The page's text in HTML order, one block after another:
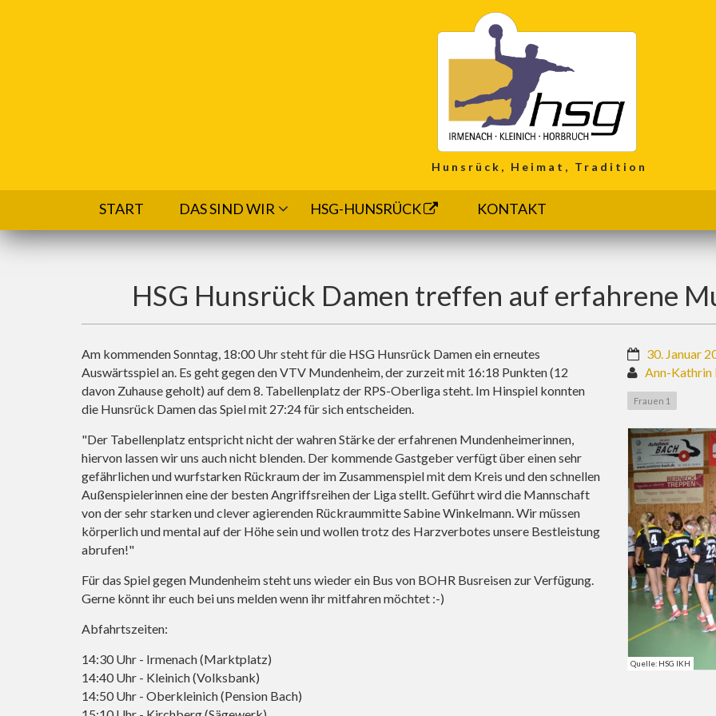
Hunsrück, Heimat, Tradition
START DAS SIND WIR HSG-HUNSRÜCK KONTAKT
HSG Hunsrück Damen treffen auf erfahrene
Am kommenden Sonntag, 18:00 Uhr steht für die HSG Hunsrück Damen ein erneutes
Auswärtsspiel an. Es geht gegen den VTV Mundenheim, der zurzeit mit 16:18 Punkten (12
davon Zuhause geholt) auf dem 8. Tabellenplatz der RPS-Oberliga steht. Im Hinspiel konnten
die Hunsrück Damen das Spiel mit 27:24 für sich entscheiden.
"Der Tabellenplatz entspricht nicht der wahren Stärke der erfahrenen Mundenheimerinnen,
hiervon lassen wir uns auch nicht blenden. Der kommende Gastgeber verfügt über einen sehr
gefährlichen und wurfstarken Rückraum der im Zusammenspiel mit dem Kreis und den schnellen
Außenspielerinnen eine der besten Angriffsreihen der Liga stellt. Geführt wird die Mannschaft
von der sehr starken und clever agierenden Rückraummitte Sabine Winkelmann. Wir müssen
körperlich und mental auf der Höhe sein und wollen trotz des Harzverbotes unsere Bestleistung
abrufen!"
Für das Spiel gegen Mundenheim steht uns wieder ein Bus von BOHR Busreisen zur Verfügung.
Gerne könnt ihr euch bei uns melden wenn ihr mitfahren möchtet :-)
Abfahrtszeiten:
14:30 Uhr - Irmenach (Marktplatz)
14:40 Uhr - Kleinich (Volksbank)
14:50 Uhr - Oberkleinich (Pension Bach)
30. Januar
Ann-Kathrin
Frauen 1
Quelle: HSG IKH